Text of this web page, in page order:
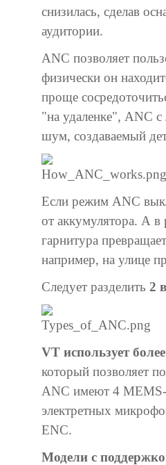
снизилась, сделав
аудитории.
ANC позволяет
физически он
проще
"на удаленке", ANC с
шум, создаваемый
Если режим ANC
от аккумулятора. А
гарнитура
например, на улице
Следует разделить 2
VT использует
который позволяет
ANC имеют 4
электретных
ENC.
Модели с